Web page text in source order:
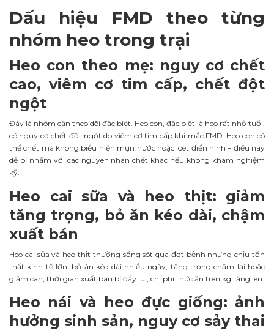
Dấu hiệu FMD theo từng
nhóm heo trong trại
Heo con theo mẹ: nguy cơ chết
cao, viêm cơ tim cấp, chết đột
ngột
Đây là nhóm cần theo dõi đặc biệt. Heo con, đặc biệt là heo rất nhỏ tuổi,
có nguy cơ chết đột ngột do viêm cơ tim cấp khi mắc FMD. Heo con có
thể chết mà không biểu hiện mụn nước hoặc loét điển hình – điều này
dễ bị nhầm với các nguyên nhân chết khác nếu không khám nghiệm
kỹ.
Heo cai sữa và heo thịt: giảm
tăng trọng, bỏ ăn kéo dài, chậm
xuất bán
Heo cai sữa và heo thịt thường sống sót qua đợt bệnh nhưng chịu tổn
thất kinh tế lớn: bỏ ăn kéo dài nhiều ngày, tăng trọng chậm lại hoặc
giảm cân, thời gian xuất bán bị đẩy lùi, chi phí thức ăn trên kg tăng lên.
Heo nái và heo đực giống: ảnh
hưởng sinh sản, nguy cơ sảy thai